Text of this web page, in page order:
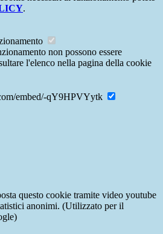
.
non possono essere
l'elenco nella pagina della cookie
embed/-qY9HPVYytk
questo cookie tramite video youtube
anonimi. (Utilizzato per il